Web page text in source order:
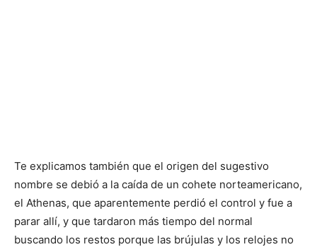
Te explicamos también que el origen del sugestivo
nombre se debió a la caída de un cohete norteamericano,
el Athenas, que aparentemente perdió el control y fue a
parar allí, y que tardaron más tiempo del normal
buscando los restos porque las brújulas y los relojes no